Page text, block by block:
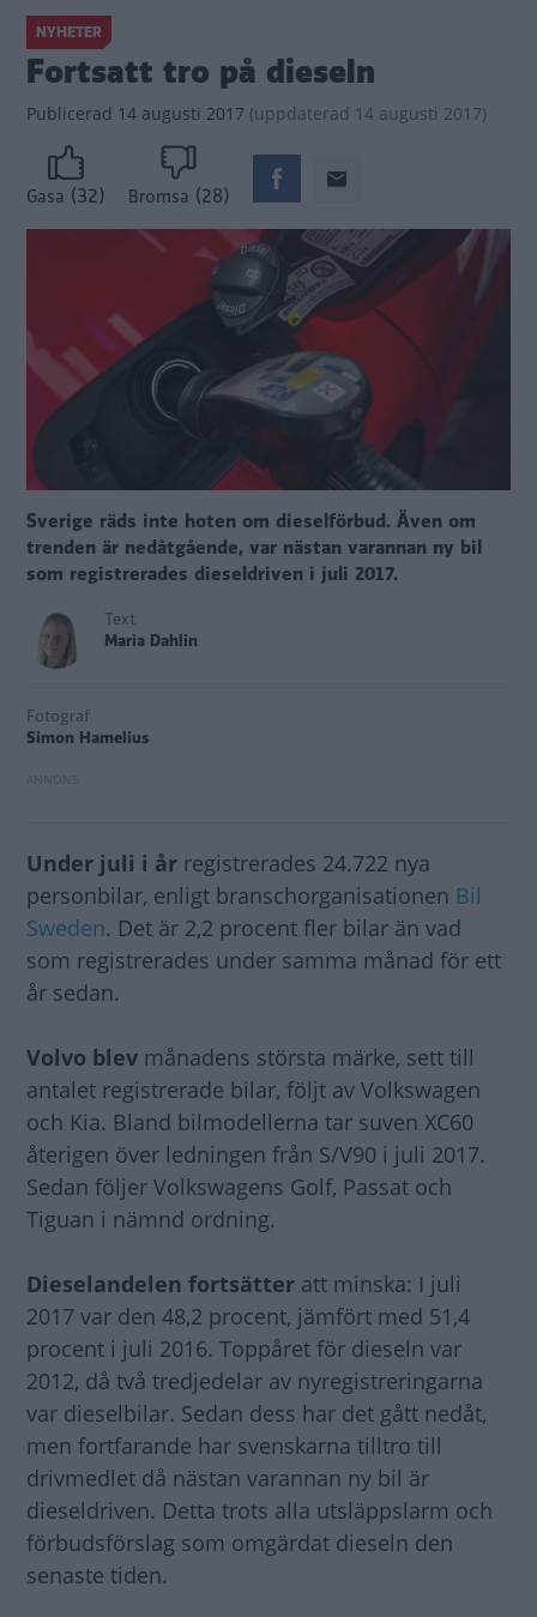
NYHETER
Fortsatt tro på dieseln
Publicerad 14 augusti 2017 (uppdaterad 14 augusti 2017)
Gasa (32) Bromsa (28)
Sverige räds inte hoten om dieselförbud. Även om
trenden är nedåtgående, var nästan varannan ny bil
som registrerades dieseldriven i juli 2017.
Text
Maria Dahlin
Fotograf
Simon Hamelius
Under juli i år registrerades 24.722 nya
personbilar, enligt branschorganisationen Bil
Sweden. Det är 2,2 procent fler bilar än vad
som registrerades under samma månad för ett
år sedan.
Volvo blev månadens största märke, sett till
antalet registrerade bilar, följt av Volkswagen
och Kia. Bland bilmodellerna tar suven XC60
återigen över ledningen från S/V90 i juli 2017.
Sedan följer Volkswagens Golf, Passat och
Tiguan i nämnd ordning.
Dieselandelen fortsätter att minska: I juli
2017 var den 48,2 procent, jämfört med 51,4
procent i juli 2016. Toppåret för dieseln var
2012, då två tredjedelar av nyregistreringarna
var dieselbilar. Sedan dess har det gått nedåt,
men fortfarande har svenskarna tilltro till
drivmedlet då nästan varannan ny bil är
dieseldriven. Detta trots alla utsläppslarm och
förbudsförslag som omgärdat dieseln den
senaste tiden.